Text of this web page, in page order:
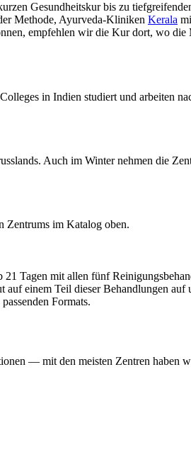
Gesundheitskur bis zu
Methode, Ayurveda-Kliniken Kerala
empfehlen wir die Kur dort, wo
in Indien studiert und arbeiten
Auch im Winter nehmen die
Zentrums im Katalog oben.
Tagen mit allen fünf
auf einem Teil dieser Behandlungen
Formats.
— mit den meisten Zentren haben